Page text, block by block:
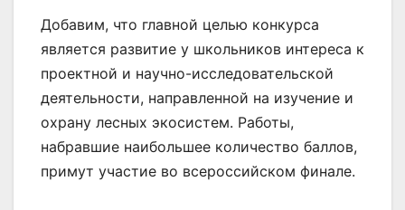
Добавим, что главной целью конкурса
является развитие у школьников интереса к
проектной и научно-исследовательской
деятельности, направленной на изучение и
охрану лесных экосистем. Работы,
набравшие наибольшее количество баллов,
примут участие во всероссийском финале.